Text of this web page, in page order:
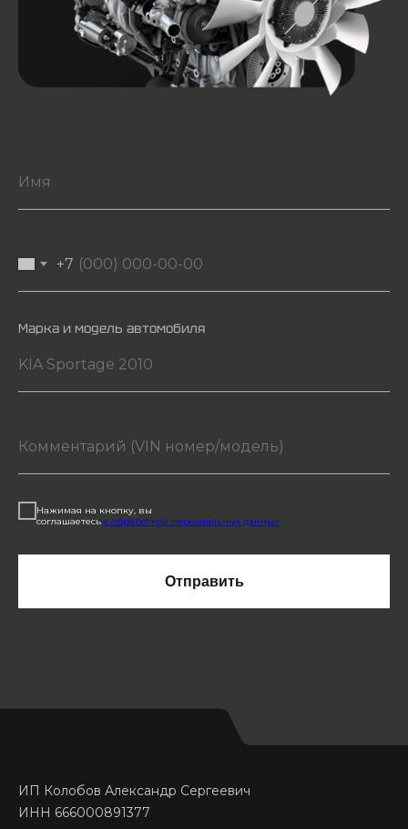
+7
Марка и модель автомобиля
Нажимая на кнопку, вы
соглашаетесь с обработкой персональных данных
Отправить
ИП Колобов Александр Сергеевич
ИНН 666000891377